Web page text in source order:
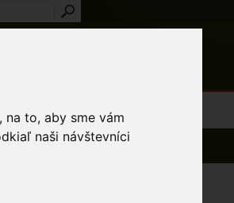
to, aby sme vám
naši návštevníci